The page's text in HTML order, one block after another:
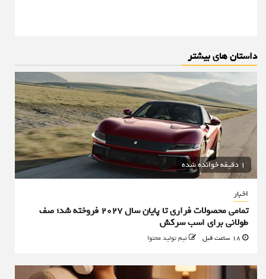
داستان های بیشتر
1 دقیقه خوانده شده
اخبار
تمامی محصولات فراری تا پایان سال ۲۰۲۷ فروخته شد؛ صف
طولانی برای اسب سرکش
تیم تولید محتوا